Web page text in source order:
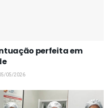
perfeita em
05/2026